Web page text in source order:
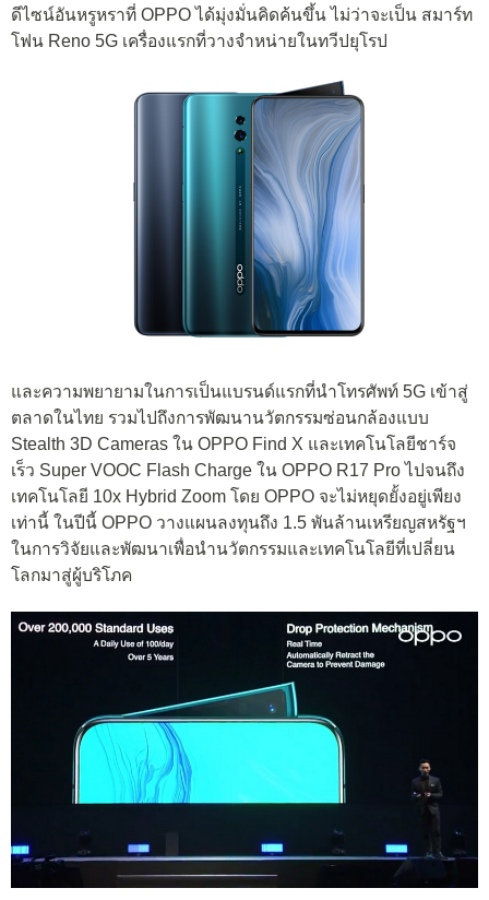
ดีไซน์อันหรูหราที่ OPPO ได้มุ่งมั่นคิดค้นขึ้น ไม่ว่าจะเป็น สมาร์ท
โฟน Reno 5G เครื่องแรกที่วางจำหน่ายในทวีปยุโรป
และความพยายามในการเป็นแบรนด์แรกที่นำโทรศัพท์ 5G เข้าสู่
ตลาดในไทย รวมไปถึงการพัฒนานวัตกรรมซ่อนกล้องแบบ
Stealth 3D Cameras ใน OPPO Find X และเทคโนโลยีชาร์จ
เร็ว Super VOOC Flash Charge ใน OPPO R17 Pro ไปจนถึง
เทคโนโลยี 10x Hybrid Zoom โดย OPPO จะไม่หยุดยั้งอยู่เพียง
เท่านี้ ในปีนี้ OPPO วางแผนลงทุนถึง 1.5 พันล้านเหรียญสหรัฐฯ
ในการวิจัยและพัฒนาเพื่อนำนวัตกรรมและเทคโนโลยีที่เปลี่ยน
โลกมาสู่ผู้บริโภค